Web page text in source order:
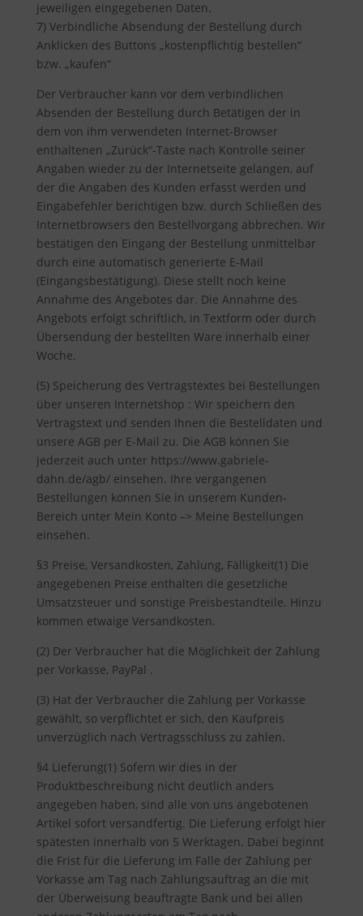
jeweiligen eingegebenen Daten.
7) Verbindliche Absendung der Bestellung durch
Anklicken des Buttons „kostenpflichtig bestellen“
bzw. „kaufen“
Der Verbraucher kann vor dem verbindlichen
Absenden der Bestellung durch Betätigen der in
dem von ihm verwendeten Internet-Browser
enthaltenen „Zurück“-Taste nach Kontrolle seiner
Angaben wieder zu der Internetseite gelangen, auf
der die Angaben des Kunden erfasst werden und
Eingabefehler berichtigen bzw. durch Schließen des
Internetbrowsers den Bestellvorgang abbrechen. Wir
bestätigen den Eingang der Bestellung unmittelbar
durch eine automatisch generierte E-Mail
(Eingangsbestätigung). Diese stellt noch keine
Annahme des Angebotes dar. Die Annahme des
Angebots erfolgt schriftlich, in Textform oder durch
Übersendung der bestellten Ware innerhalb einer
Woche.
(5) Speicherung des Vertragstextes bei Bestellungen
über unseren Internetshop : Wir speichern den
Vertragstext und senden Ihnen die Bestelldaten und
unsere AGB per E-Mail zu. Die AGB können Sie
jederzeit auch unter https://www.gabriele-
dahn.de/agb/ einsehen. Ihre vergangenen
Bestellungen können Sie in unserem Kunden-
Bereich unter Mein Konto –> Meine Bestellungen
einsehen.
§3 Preise, Versandkosten, Zahlung, Fälligkeit(1) Die
angegebenen Preise enthalten die gesetzliche
Umsatzsteuer und sonstige Preisbestandteile. Hinzu
kommen etwaige Versandkosten.
(2) Der Verbraucher hat die Möglichkeit der Zahlung
per Vorkasse, PayPal .
(3) Hat der Verbraucher die Zahlung per Vorkasse
gewählt, so verpflichtet er sich, den Kaufpreis
unverzüglich nach Vertragsschluss zu zahlen.
§4 Lieferung(1) Sofern wir dies in der
Produktbeschreibung nicht deutlich anders
angegeben haben, sind alle von uns angebotenen
Artikel sofort versandfertig. Die Lieferung erfolgt hier
spätesten innerhalb von 5 Werktagen. Dabei beginnt
die Frist für die Lieferung im Falle der Zahlung per
Vorkasse am Tag nach Zahlungsauftrag an die mit
der Überweisung beauftragte Bank und bei allen